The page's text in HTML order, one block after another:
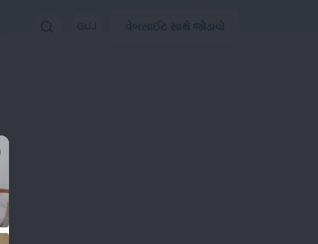
GUJ વેબસાઈટ સાથે જોડાવો